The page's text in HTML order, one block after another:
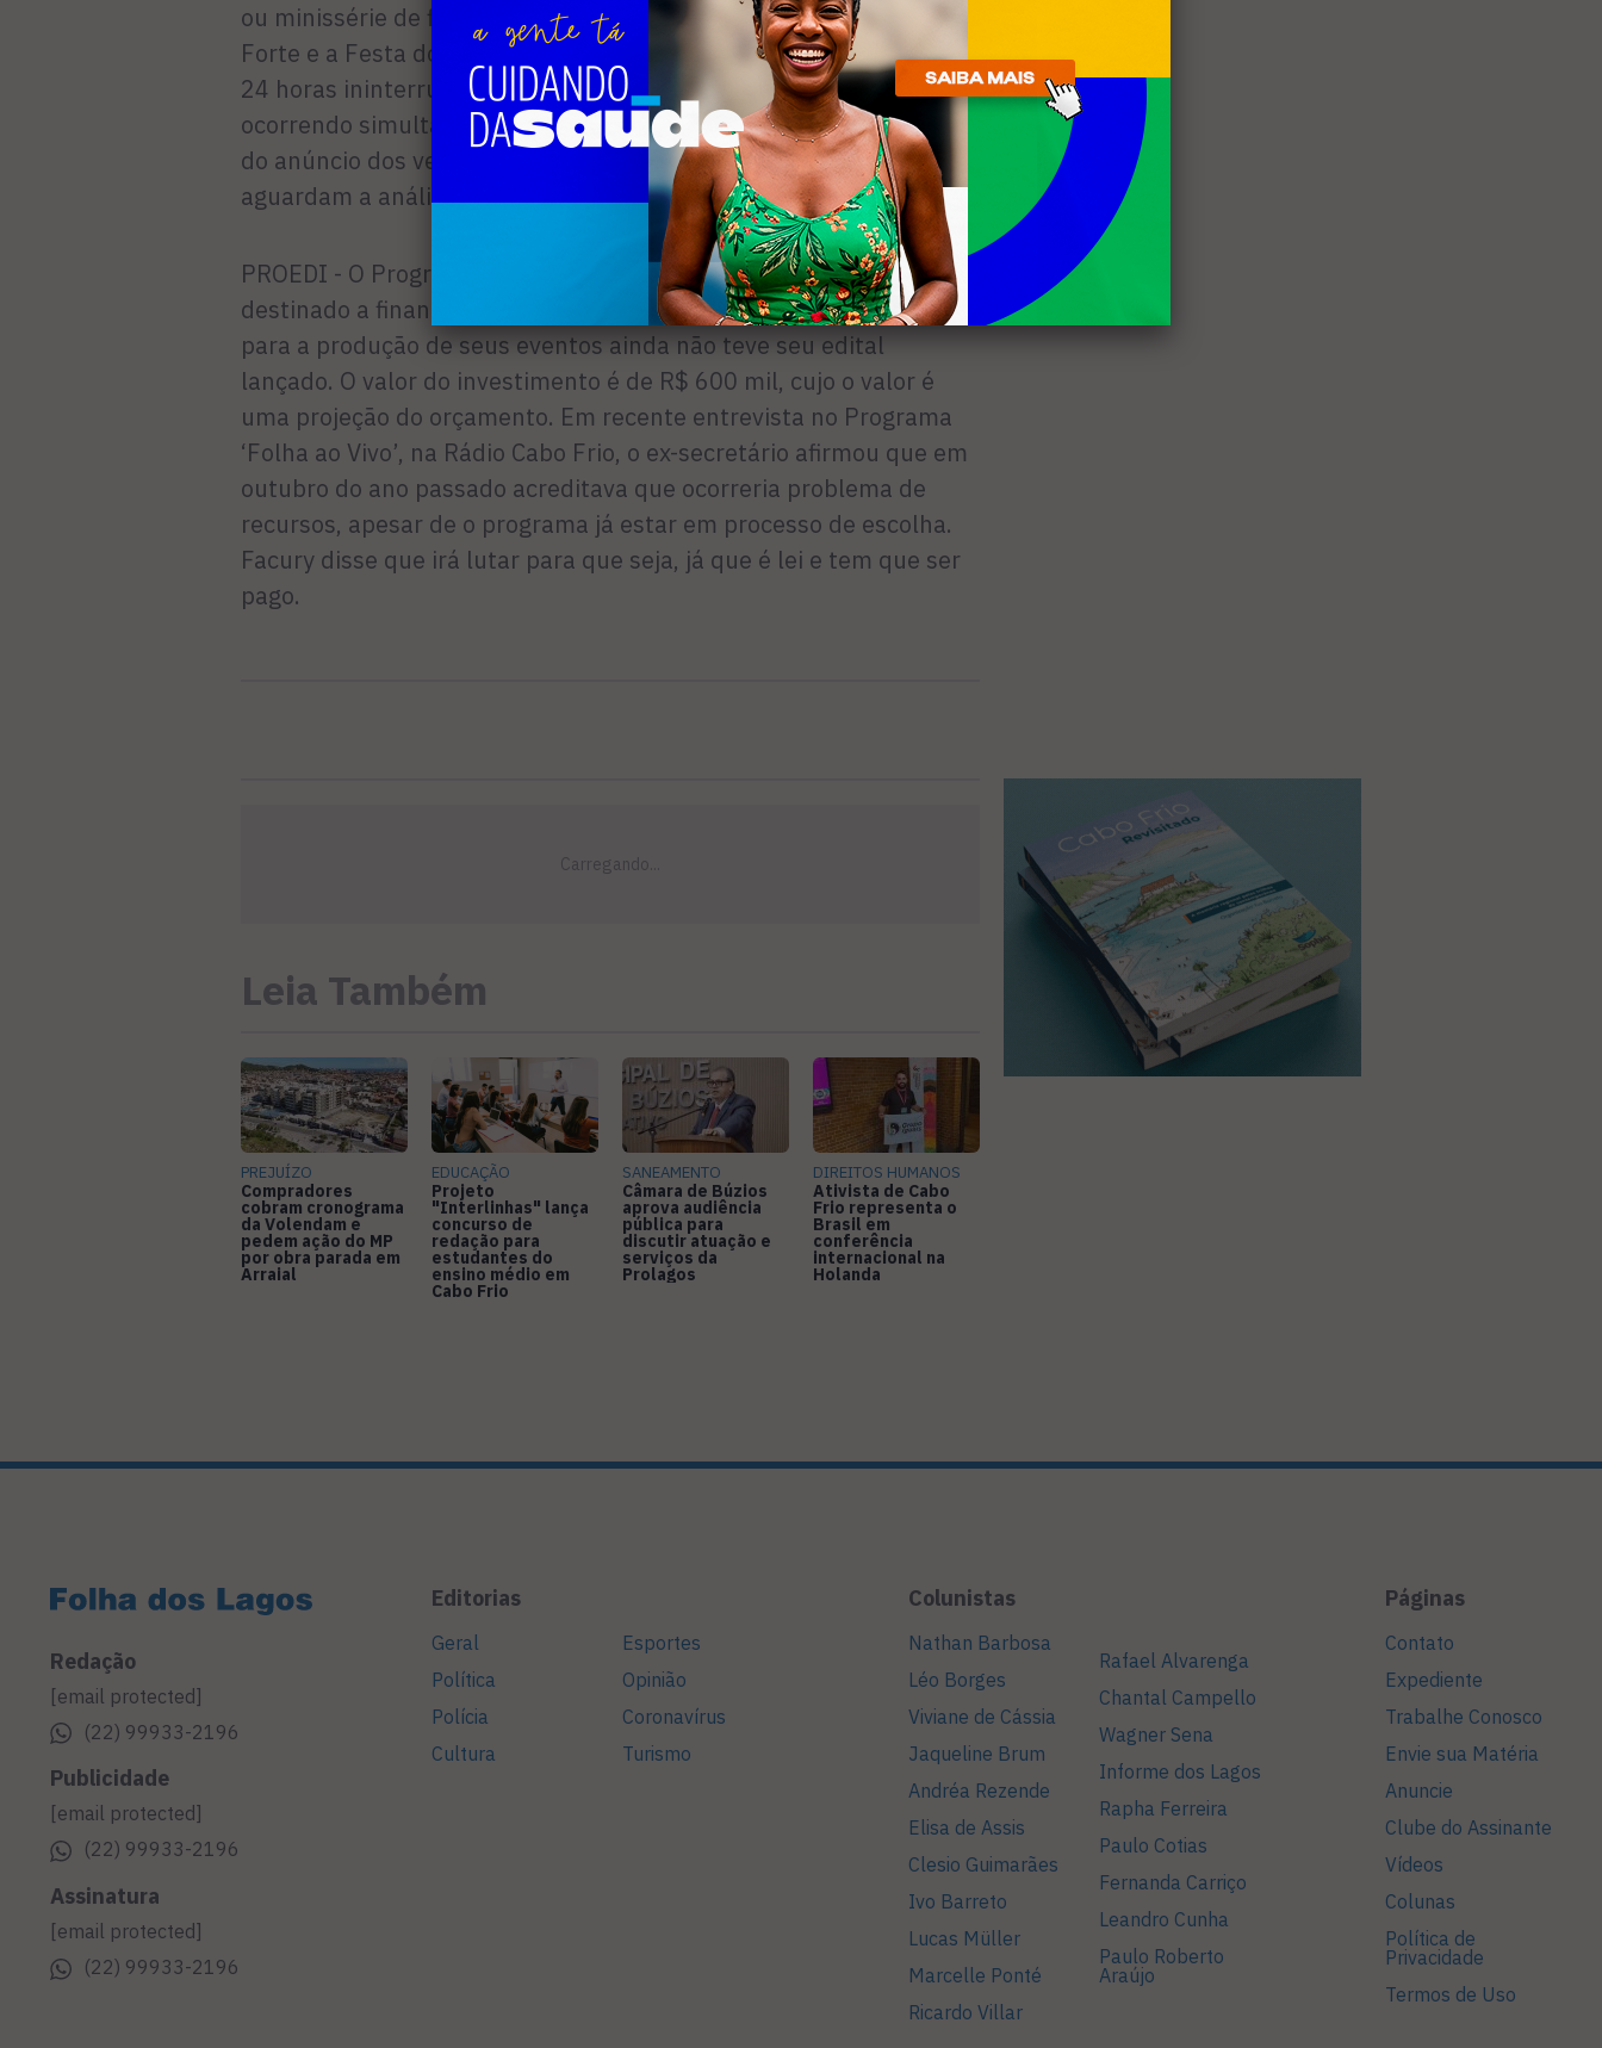
ou minissérie de filme sobre a fundação da cidade no Canto do
Forte e a Festa dos Povos Tradicionais, além do Viradão Cultural -
24 horas ininterruptas de várias atrações artísticas da cidade
ocorrendo simultaneamente em diversos pontos do município - e
do anúncio dos vencedores do prêmio “Cabo Frio Quatrocentão”
aguardam a análise do prefeito.
PROEDI - O Programa de Editais da Secretaria de Cultura
destinado a financiar e capacitar o setor cultural a captar verbas
para a produção de seus eventos ainda não teve seu edital
lançado. O valor do investimento é de R$ 600 mil, cujo o valor é
uma projeção do orçamento. Em recente entrevista no Programa
‘Folha ao Vivo’, na Rádio Cabo Frio, o ex-secretário afirmou que em
outubro do ano passado acreditava que ocorreria problema de
recursos, apesar de o programa já estar em processo de escolha.
Facury disse que irá lutar para que seja, já que é lei e tem que ser
pago.
Leia Também
PREJUÍZO
Compradores
cobram cronograma
da Volendam e
pedem ação do MP
por obra parada em
Arraial
EDUCAÇÃO
Projeto
"Interlinhas" lança
concurso de
redação para
estudantes do
ensino médio em
Cabo Frio
SANEAMENTO
Câmara de Búzios
aprova audiência
pública para
discutir atuação e
serviços da
Prolagos
DIREITOS HUMANOS
Ativista de Cabo
Frio representa o
Brasil em
conferência
internacional na
Holanda
Redação
[email protected]
(22) 99933-2196
Publicidade
[email protected]
(22) 99933-2196
Assinatura
[email protected]
(22) 99933-2196
Editorias
Geral
Política
Polícia
Cultura
Esportes
Opinião
Coronavírus
Turismo
Colunistas
Nathan Barbosa
Léo Borges
Viviane de Cássia
Jaqueline Brum
Andréa Rezende
Elisa de Assis
Clesio Guimarães
Ivo Barreto
Lucas Müller
Marcelle Ponté
Ricardo Villar
Rafael Alvarenga
Chantal Campello
Wagner Sena
Informe dos Lagos
Rapha Ferreira
Paulo Cotias
Fernanda Carriço
Leandro Cunha
Paulo Roberto
Araújo
Páginas
Contato
Expediente
Trabalhe Conosco
Envie sua Matéria
Anuncie
Clube do Assinante
Vídeos
Colunas
Política de
Privacidade
Termos de Uso